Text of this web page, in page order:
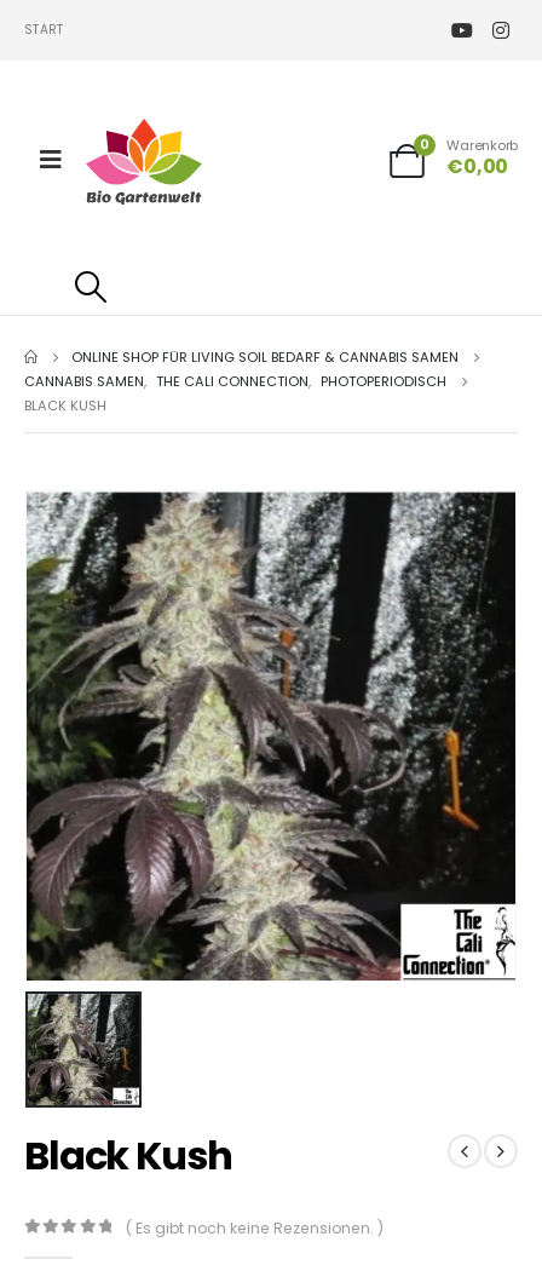
START
0 Warenkorb
€0,00
ONLINE SHOP FÜR LIVING SOIL BEDARF & CANNABIS SAMEN
CANNABIS SAMEN, THE CALI CONNECTION, PHOTOPERIODISCH
BLACK KUSH
Black Kush
( Es gibt noch keine Rezensionen. )